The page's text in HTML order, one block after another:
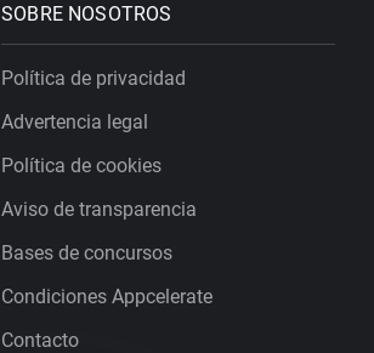
SOBRE NOSOTROS
Política de privacidad
Advertencia legal
Política de cookies
Aviso de transparencia
Bases de concursos
Condiciones Appcelerate
Contacto